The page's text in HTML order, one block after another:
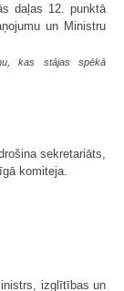
daļas 12. punktā
un Ministru
kas stājas spēkā
sekretariāts,
komiteja.
izglītības un